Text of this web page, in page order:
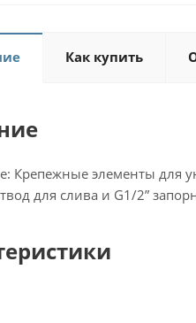
Как купить
Крепежные элементы для
для слива и G1/2”